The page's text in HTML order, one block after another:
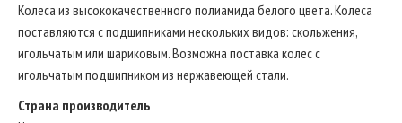
Колеса из высококачественного полиамида белого цвета. Колеса
поставляются с подшипниками нескольких видов: скольжения,
игольчатым или шариковым. Возможна поставка колес с
игольчатым подшипником из нержавеющей стали.
Страна производитель